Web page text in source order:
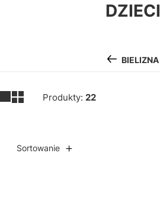
DZIECI
BIELIZNA
Produkty: 22
Sortowanie